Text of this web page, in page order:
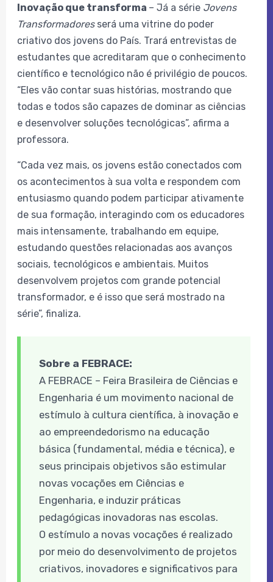
Inovação que transforma – Já a série Jovens
Transformadores será uma vitrine do poder
criativo dos jovens do País. Trará entrevistas de
estudantes que acreditaram que o conhecimento
científico e tecnológico não é privilégio de poucos.
“Eles vão contar suas histórias, mostrando que
todas e todos são capazes de dominar as ciências
e desenvolver soluções tecnológicas”, afirma a
professora.
“Cada vez mais, os jovens estão conectados com
os acontecimentos à sua volta e respondem com
entusiasmo quando podem participar ativamente
de sua formação, interagindo com os educadores
mais intensamente, trabalhando em equipe,
estudando questões relacionadas aos avanços
sociais, tecnológicos e ambientais. Muitos
desenvolvem projetos com grande potencial
transformador, e é isso que será mostrado na
série”, finaliza.
Sobre a FEBRACE:
A FEBRACE – Feira Brasileira de Ciências e
Engenharia é um movimento nacional de
estímulo à cultura científica, à inovação e
ao empreendedorismo na educação
básica (fundamental, média e técnica), e
seus principais objetivos são estimular
novas vocações em Ciências e
Engenharia, e induzir práticas
pedagógicas inovadoras nas escolas.
O estímulo a novas vocações é realizado
por meio do desenvolvimento de projetos
criativos, inovadores e significativos para